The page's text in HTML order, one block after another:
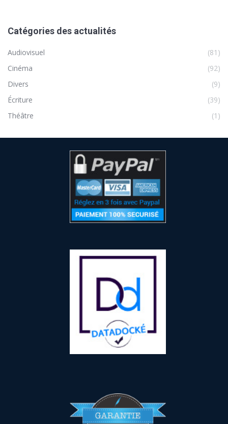
Catégories des actualités
Audiovisuel
(81)
Cinéma
(92)
Divers
(9)
Écriture
(39)
Théâtre
(1)